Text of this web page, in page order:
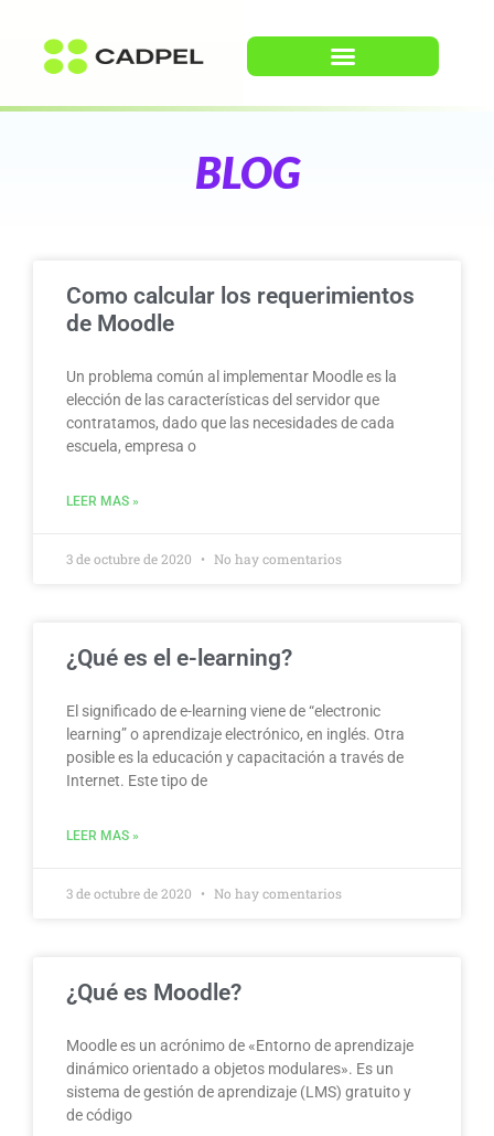
BLOG
Como calcular los requerimientos
de Moodle
Un problema común al implementar Moodle es la
elección de las características del servidor que
contratamos, dado que las necesidades de cada
escuela, empresa o
LEER MAS »
3 de octubre de 2020 No hay comentarios
¿Qué es el e-learning?
El significado de e-learning viene de “electronic
learning” o aprendizaje electrónico, en inglés. Otra
posible es la educación y capacitación a través de
Internet. Este tipo de
LEER MAS »
3 de octubre de 2020 No hay comentarios
¿Qué es Moodle?
Moodle es un acrónimo de «Entorno de aprendizaje
dinámico orientado a objetos modulares». Es un
sistema de gestión de aprendizaje (LMS) gratuito y
de código